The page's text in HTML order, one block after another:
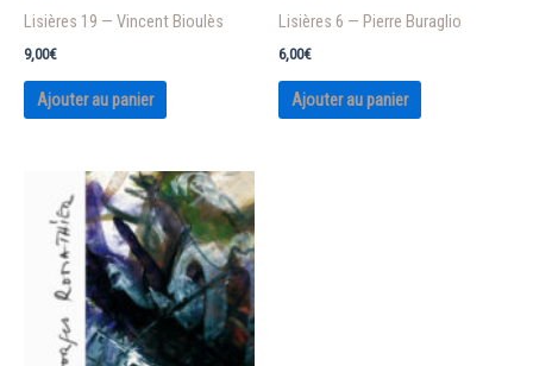
Lisières 19 — Vincent Bioulès
9,00€
Ajouter au panier
Lisières 6 — Pierre Buraglio
6,00€
Ajouter au panier